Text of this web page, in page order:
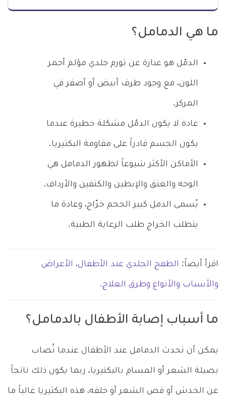
ما هي الدمامل؟
الدمّل هو عبارة عن تورم جلدي مؤلم أحمر
اللون، مع وجود طرف أبيض أو أصفر في
المركز.
عادة لا يكون الدمّل مشكلة خطيرة عندما
يكون الجسم قادراً على مقاومة البكتيريا.
الأماكن الأكثر شيوعاً لظهور الدمامل هي
الوجه والعنق والإبطين والكتفين والأرداف.
يُسمى الدمل كبير الحجم خرّاج، وعادة ما
يتطلب الخراج طلب الرعاية الطبية.
اقرأ أيضاً: الطفح الجلدي عند الأطفال، الأعراض
والأسباب والأنواع وطرق العلاج.
ما أسباب إصابة الأطفال بالدمامل؟
يمكن أن تحدث الدمامل عند الأطفال عندما تُصاب
بصيلة الشعر أو المسام بالبكتيريا، ربما يكون ذلك ناتجاً
عن الخدش أو قص الشعر أو حلقه، هذه البكتيريا غالباً ما